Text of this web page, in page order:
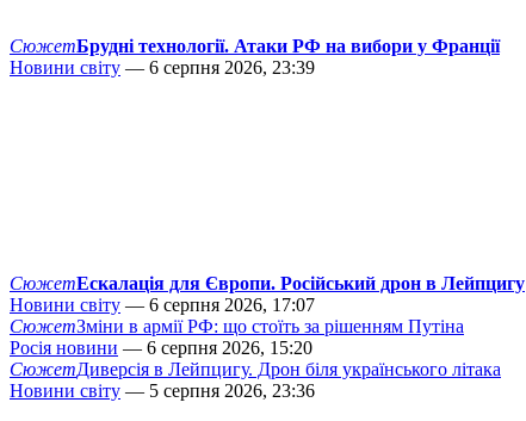
СюжетБрудні технології. Атаки РФ на вибори у Франції
Новини світу — 6 серпня 2026, 23:39
СюжетЕскалація для Європи. Російський дрон в Лейпцигу
Новини світу — 6 серпня 2026, 17:07
СюжетЗміни в армії РФ: що стоїть за рішенням Путіна
Росія новини — 6 серпня 2026, 15:20
СюжетДиверсія в Лейпцигу. Дрон біля українського літака
Новини світу — 5 серпня 2026, 23:36